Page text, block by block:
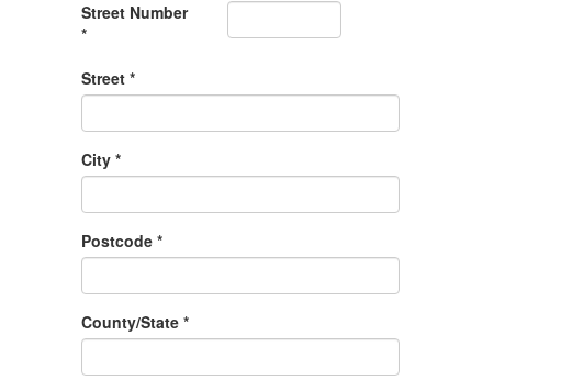
Street Number
*
Street *
City *
Postcode *
County/State *